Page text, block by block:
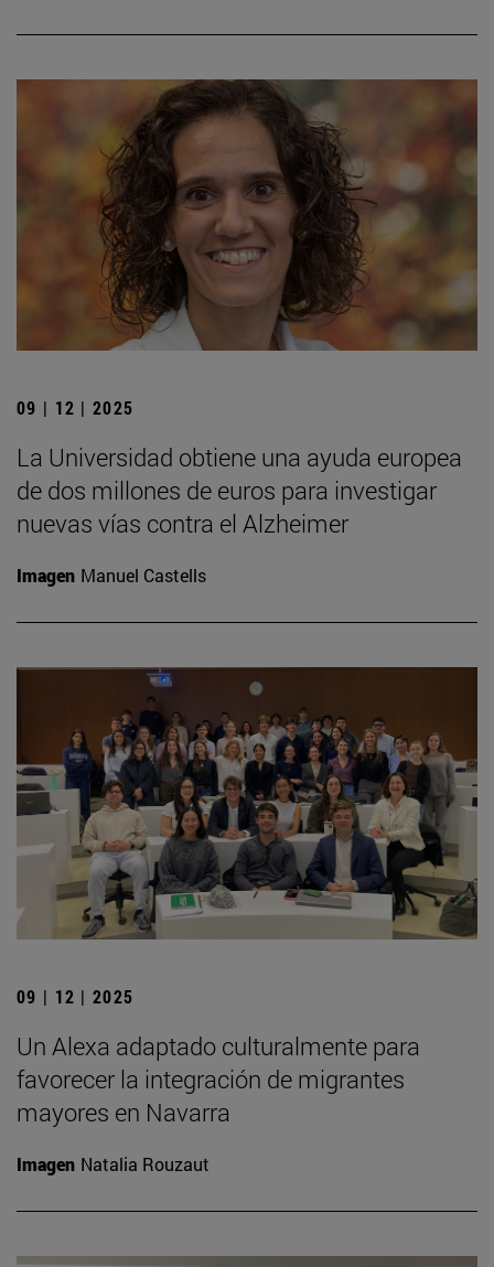
09 | 12 | 2025
La Universidad obtiene una ayuda europea
de dos millones de euros para investigar
nuevas vías contra el Alzheimer
Imagen Manuel Castells
09 | 12 | 2025
Un Alexa adaptado culturalmente para
favorecer la integración de migrantes
mayores en Navarra
Imagen Natalia Rouzaut